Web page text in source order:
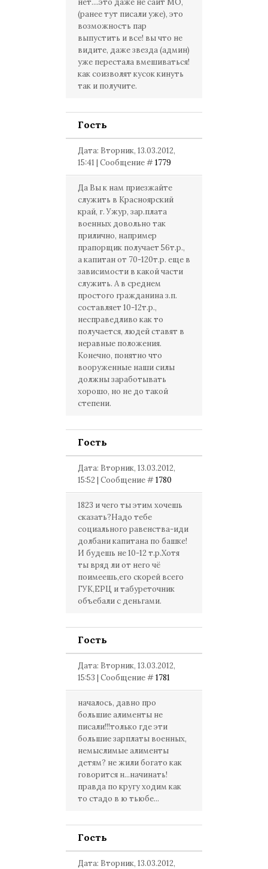
нет....это даже не сайт МО,
(ранее тут писали уже), это
возможность пар
выпустить и все! вы что не
видите, даже звезда (админ)
уже перестала вмешиваться!
как соизволят кусок кинуть
так и получите.
Гость
Дата: Вторник, 13.03.2012,
15:41 | Сообщение #1779
Да Вы к нам приезжайте
служить в Красноярский
край, г. Ужур, зар.плата
военных довольно так
прилично, например
прапорщик получает 56т.р.,
а капитан от 70-120т.р. еще в
зависимости в какой части
служить. А в среднем
простого гражданина з.п.
составляет 10-12т.р.,
несправедливо как то
получается, людей ставят в
неравные положения.
Конечно, понятно что
вооруженные наши силы
должны заработывать
хорошо, но не до такой
степени.
Гость
Дата: Вторник, 13.03.2012,
15:52 | Сообщение #1780
1823 и чего ты этим хочешь
сказать?Надо тебе
социального равенства-иди
долбани капитана по башке!
И будешь не 10-12 т.р.Хотя
ты вряд ли от него чё
поимеешь,его скорей всего
ГУК,ЕРЦ и табуреточник
объебали с деньгами.
Гость
Дата: Вторник, 13.03.2012,
15:53 | Сообщение #1781
началось, давно про
большие алименты не
писали!!!только где эти
большие зарплаты военных,
немыслимые алименты
детям? не жили богато как
говорится н...начинать!
правда по кругу ходим как
то стадо в ю тьюбе...
Гость
Дата: Вторник, 13.03.2012,